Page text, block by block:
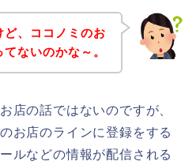
ど、ココノミのお
ないのかな～。
店の話ではないのですが、
お店のラインに登録をする
ルなどの情報が配信される